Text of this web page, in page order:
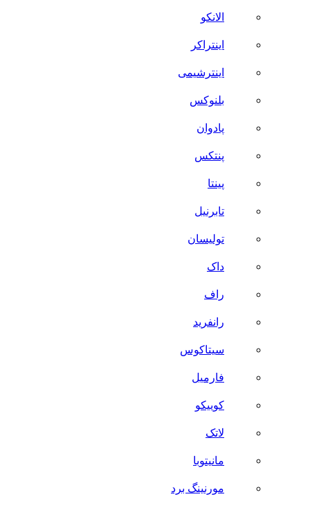
الانکو
اینتراکر
اینترشیمی
بلنوکس
پادوان
پنتکس
پینتا
تابرنیل
تولیسان
داک
راف
رانفرید
سیتاکوس
فارمیل
کوییکو
لاتک
مانیتوبا
مورنینگ برد